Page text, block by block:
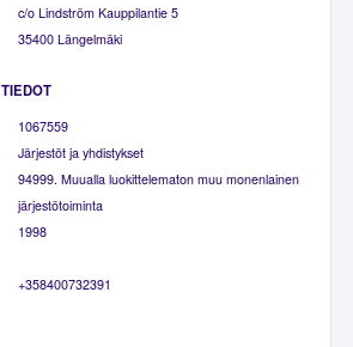
c/o Lindström Kauppilantie 5
35400 Längelmäki
1067559
Järjestöt ja yhdistykset
94999. Muualla luokittelematon muu monenlainen
järjestötoiminta
1998
+358400732391